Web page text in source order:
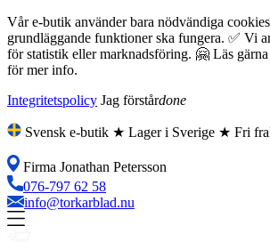
Vår e-butik använder bara nödvändiga
grundläggande funktioner ska fungera. ✅ Vi
för statistik eller marknadsföring. 🤗 Läs
för mer info.
Integritetspolicy Jag förstårdone
Svensk e-butik ★ Lager i Sverige ★ Fri
Firma Jonathan Petersson
076-797 62 58
info@torkarblad.nu